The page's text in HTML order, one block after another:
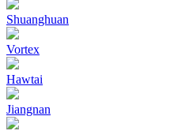
Shuanghuan
Vortex
Hawtai
Jiangnan